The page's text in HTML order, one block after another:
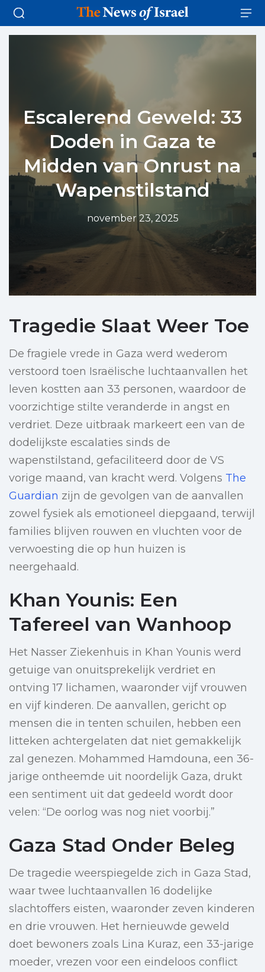
Escalerend Geweld: 33
Doden in Gaza te
Midden van Onrust na
Wapenstilstand
november 23, 2025
Tragedie Slaat Weer Toe
De fragiele vrede in Gaza werd wederom
verstoord toen Israëlische luchtaanvallen het
leven kostten aan 33 personen, waardoor de
voorzichtige stilte veranderde in angst en
verdriet. Deze uitbraak markeert een van de
dodelijkste escalaties sinds de
wapenstilstand, gefaciliteerd door de VS
vorige maand, van kracht werd. Volgens The
Guardian zijn de gevolgen van de aanvallen
zowel fysiek als emotioneel diepgaand, terwijl
families blijven rouwen en vluchten voor de
verwoesting die op hun huizen is
neergehaald.
Khan Younis: Een
Tafereel van Wanhoop
Het Nasser Ziekenhuis in Khan Younis werd
getuige van onuitsprekelijk verdriet en
ontving 17 lichamen, waaronder vijf vrouwen
en vijf kinderen. De aanvallen, gericht op
mensen die in tenten schuilen, hebben een
litteken achtergelaten dat niet gemakkelijk
zal genezen. Mohammed Hamdouna, een 36-
jarige ontheemde uit noordelijk Gaza, drukt
een sentiment uit dat gedeeld wordt door
velen: “De oorlog was nog niet voorbij.”
Gaza Stad Onder Beleg
De tragedie weerspiegelde zich in Gaza Stad,
waar twee luchtaanvallen 16 dodelijke
slachtoffers eisten, waaronder zeven kinderen
en drie vrouwen. Het hernieuwde geweld
doet bewoners zoals Lina Kuraz, een 33-jarige
moeder, vrezen voor een eindeloos conflict